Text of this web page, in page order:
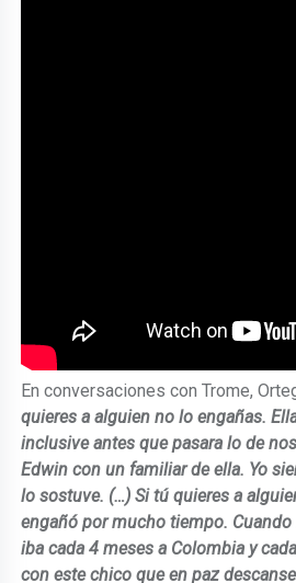
En conversaciones con Trome,
quieres a alguien no lo engañas.
inclusive antes que pasara lo de
Edwin con un familiar de ella. Yo
lo sostuve. (…) Si tú quieres a
engañó por mucho tiempo.
iba cada 4 meses a Colombia y
con este chico que en paz